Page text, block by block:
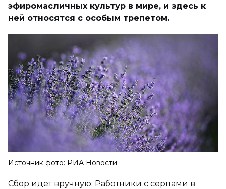
эфиромасличных культур в мире, и здесь к
ней относятся с особым трепетом.
Источник фото: РИА Новости
Сбор идет вручную. Работники с серпами в